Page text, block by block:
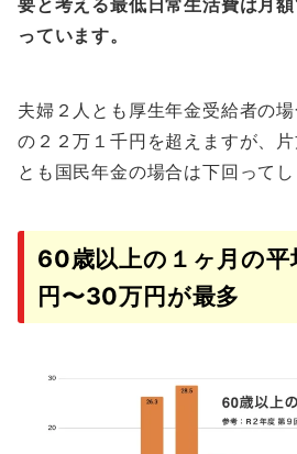
っています。
夫婦２人とも厚生年金受給者の
の２２万１千円を超えますが、
とも国民年金の場合は下回ってし
60歳以上の１ヶ月の
円〜30万円が最多